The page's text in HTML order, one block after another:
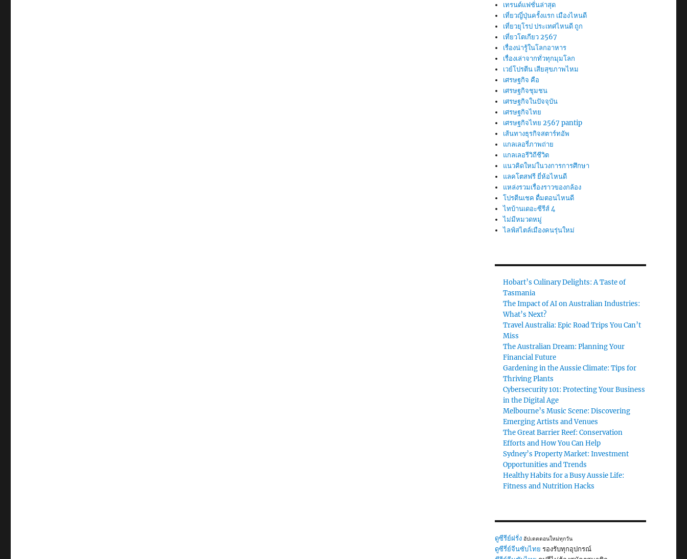
เทรนด์แฟชั่นล่าสุด
เที่ยวญี่ปุ่นครั้งแรก เมืองไหนดี
เที่ยวยุโรป ประเทศไหนดี ถูก
เที่ยวโตเกียว 2567
เรื่องน่ารู้ในโลกอาหาร
เรื่องเล่าจากทั่วทุกมุมโลก
เวย์โปรตีน เสียสุขภาพไหม
เศรษฐกิจ คือ
เศรษฐกิจชุมชน
เศรษฐกิจในปัจจุบัน
เศรษฐกิจไทย
เศรษฐกิจไทย 2567 pantip
เส้นทางธุรกิจสตาร์ทอัพ
แกลเลอรี่ภาพถ่าย
แกลเลอรีวิถีชีวิต
แนวคิดใหม่ในวงการการศึกษา
แลคโตสฟรี ยี่ห้อไหนดี
แหล่งรวมเรื่องราวของกล้อง
โปรตีนเชค ดื่มตอนไหนดี
ไทบ้านเดอะซีรีส์ 4
ไม่มีหมวดหมู่
ไลฟ์สไตล์เมืองคนรุ่นใหม่
Hobart’s Culinary Delights: A Taste of
Tasmania
The Impact of AI on Australian Industries:
What’s Next?
Travel Australia: Epic Road Trips You Can’t
Miss
The Australian Dream: Planning Your
Financial Future
Gardening in the Aussie Climate: Tips for
Thriving Plants
Cybersecurity 101: Protecting Your Business
in the Digital Age
Melbourne’s Music Scene: Discovering
Emerging Artists and Venues
The Great Barrier Reef: Conservation
Efforts and How You Can Help
Sydney’s Property Market: Investment
Opportunities and Trends
Healthy Habits for a Busy Aussie Life:
Fitness and Nutrition Hacks
ดูซีรีย์ฝรั่ง อัปเดตตอนใหม่ทุกวัน
ดูซีรี่ย์จีนซับไทย รองรับทุกอุปกรณ์